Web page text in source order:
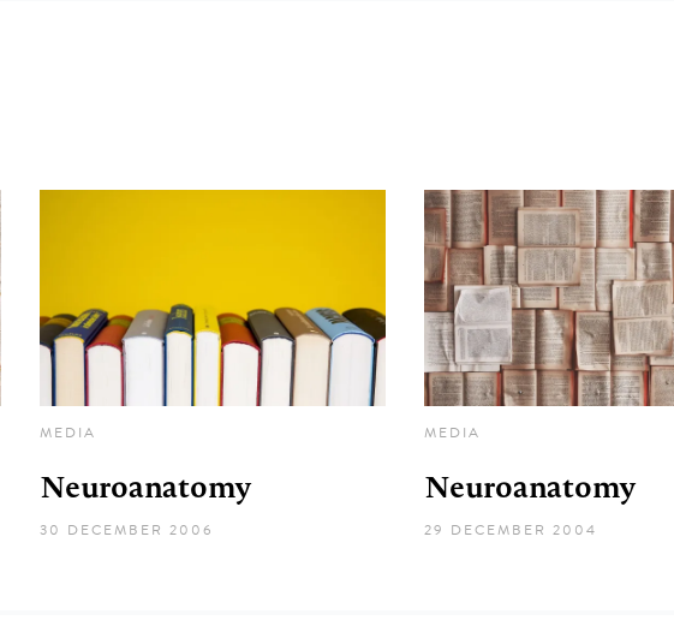
MEDIA
Neuroanatomy
30 DECEMBER 2006
MEDIA
Neuroanatomy
29 DECEMBER 2004